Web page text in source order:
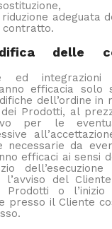
adeguata
contratto.
delle
ed
efficacia
dell’ordine in
Prodotti, al
per le
necessarie da
efficaci ai sensi
l’avviso del
o l’inizio
presso il Cliente